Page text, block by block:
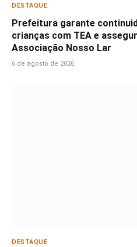
DESTAQUE
Prefeitura garante
crianças com TEA e
Associação Nosso Lar
6 de agosto de 2026
DESTAQUE